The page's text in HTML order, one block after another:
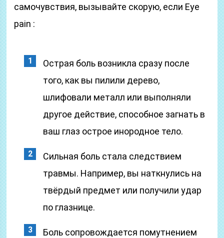
самочувствия, вызывайте скорую, если Eye
pain :
Острая боль возникла сразу после
того, как вы пилили дерево,
шлифовали металл или выполняли
другое действие, способное загнать в
ваш глаз острое инородное тело.
Сильная боль стала следствием
травмы. Например, вы наткнулись на
твёрдый предмет или получили удар
по глазнице.
Боль сопровождается помутнением